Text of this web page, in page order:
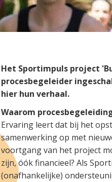
Het Sportimpuls project
procesbegeleider
hier hun verhaal.
Waarom
Ervaring leert dat bij het
samenwerking op met
voortgang van het project
zijn, óók financieel? Als
(onafhankelijke)